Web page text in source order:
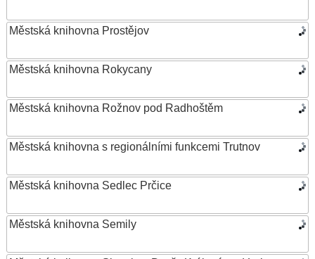
Městská knihovna Prostějov
Městská knihovna Rokycany
Městská knihovna Rožnov pod Radhoštěm
Městská knihovna s regionálními funkcemi Trutnov
Městská knihovna Sedlec Prčice
Městská knihovna Semily